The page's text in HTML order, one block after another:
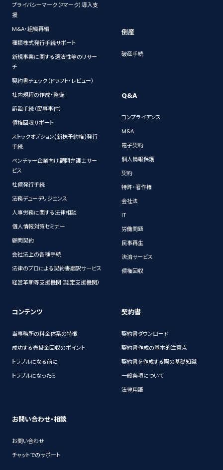
プライバシーマーク（Pマーク）導入支
援
M&A・組織再編
種類株式発行手続サポート
新規事業に関する適法性等のリサー
チ
契約書チェック（ドラフト・レビュー）
社内規程の作成・整備
訴訟手続（民事事件）
債権回収サポート
ストックオプション(新株予約権)発行
手続
ベンチャー企業向け顧問弁護士サー
ビス
社債発行手続
法務デューデリジェンス
人事労務に関する法律相談
個人情報対策セミナー
顧問契約
会社法上の各種手続
法律のプロによる契約書翻訳サービス
経営革新等支援機関（認定支援機関）
倒産
破産手続
Q&A
コンプライアンス
M&A
電子契約
個人情報保護
契約
特許・著作権
会社法
IT
労働問題
民事再生
決済サービス
債権回収
コンテンツ
当事務所の料金体系の特徴
成功する売掛金回収のポイント
トラブルになる前に
トラブルになったら
契約書
契約書ダウンロード
契約書作成の基本的注意点
契約書を作成する際の基礎知識
一般条項について
法律用語
お問い合わせ・相談
お問い合わせ
チャットでのサポート